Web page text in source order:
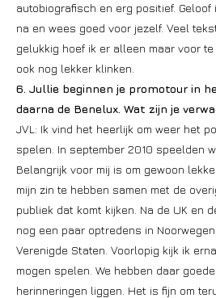
autobiografisch en erg positief. Geloof
na en wees goed voor jezelf. Veel
gelukkig hoef ik er alleen maar voor
ook nog lekker klinken.
6. Jullie beginnen je promotour in
daarna de Benelux. Wat zijn je
JVL: Ik vind het heerlijk om weer het
spelen. In september 2010 speelden
Belangrijk voor mij is om gewoon
mijn zin te hebben samen met de
publiek dat komt kijken. Na de UK en
nog een paar optredens in
Verenigde Staten. Voorlopig kijk ik
mogen spelen. We hebben daar
herinneringen liggen. Het is fijn om